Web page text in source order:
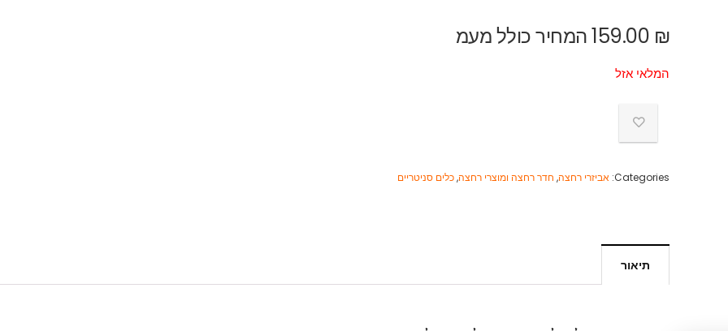
159.00 ₪ המחיר כולל מעמ
המלאי אזל
Categories: אביזרי רחצה, חדר רחצה ומוצרי רחצה,כלים סניטריים
תיאור